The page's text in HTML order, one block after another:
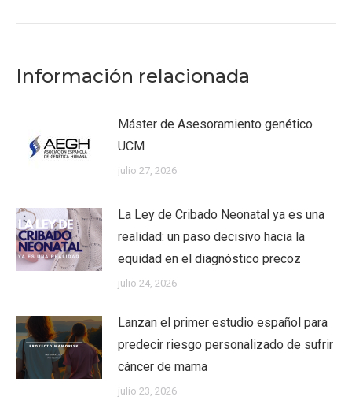
Información relacionada
Máster de Asesoramiento genético
UCM
julio 27, 2026
La Ley de Cribado Neonatal ya es una
realidad: un paso decisivo hacia la
equidad en el diagnóstico precoz
julio 24, 2026
Lanzan el primer estudio español para
predecir riesgo personalizado de sufrir
cáncer de mama
julio 23, 2026